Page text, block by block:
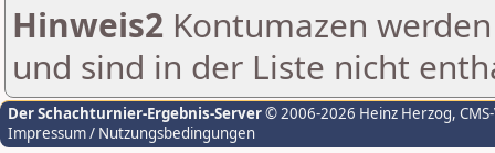
Hinweis2 Kontumazen
und sind in der Liste nicht
Der Schachturnier-Ergebnis-Server© 2006-2026 Heinz Herzog,
Impressum / Nutzungsbedingungen